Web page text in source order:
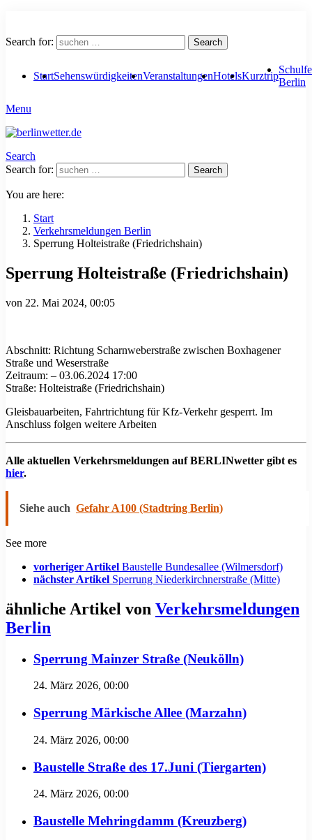
Search for: Search
StartSehenswürdigkeitenVeranstaltungenHotelsKurztrip
Berlin
Menu
Search
Search for:
Search
You are here:
Start
Verkehrsmeldungen Berlin
Sperrung Holteistraße (Friedrichshain)
Sperrung Holteistraße (Friedrichshain)
von 22. Mai 2024, 00:05
Abschnitt: Richtung Scharnweberstraße zwischen Boxhagener
Straße und Weserstraße
Zeitraum: – 03.06.2024 17:00
Straße: Holteistraße (Friedrichshain)
Gleisbauarbeiten, Fahrtrichtung für Kfz-Verkehr gesperrt. Im
Anschluss folgen weitere Arbeiten
Alle aktuellen Verkehrsmeldungen auf BERLINwetter gibt es
hier.
Siehe auch Gefahr A100 (Stadtring Berlin)
See more
vorheriger Artikel Baustelle Bundesallee (Wilmersdorf)
nächster Artikel Sperrung Niederkirchnerstraße (Mitte)
ähnliche Artikel von Verkehrsmeldungen
Berlin
Sperrung Mainzer Straße (Neukölln)
24. März 2026, 00:00
Sperrung Märkische Allee (Marzahn)
24. März 2026, 00:00
Baustelle Straße des 17.Juni (Tiergarten)
24. März 2026, 00:00
Baustelle Mehringdamm (Kreuzberg)